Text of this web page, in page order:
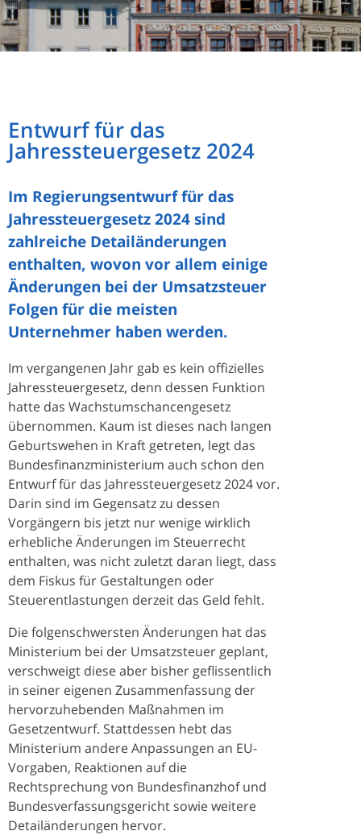
Entwurf für das
Jahressteuergesetz 2024
Im Regierungsentwurf für das
Jahressteuergesetz 2024 sind
zahlreiche Detailänderungen
enthalten, wovon vor allem einige
Änderungen bei der Umsatzsteuer
Folgen für die meisten
Unternehmer haben werden.
Im vergangenen Jahr gab es kein offizielles
Jahressteuergesetz, denn dessen Funktion
hatte das Wachstumschancengesetz
übernommen. Kaum ist dieses nach langen
Geburtswehen in Kraft getreten, legt das
Bundesfinanzministerium auch schon den
Entwurf für das Jahressteuergesetz 2024 vor.
Darin sind im Gegensatz zu dessen
Vorgängern bis jetzt nur wenige wirklich
erhebliche Änderungen im Steuerrecht
enthalten, was nicht zuletzt daran liegt, dass
dem Fiskus für Gestaltungen oder
Steuerentlastungen derzeit das Geld fehlt.
Die folgenschwersten Änderungen hat das
Ministerium bei der Umsatzsteuer geplant,
verschweigt diese aber bisher geflissentlich
in seiner eigenen Zusammenfassung der
hervorzuhebenden Maßnahmen im
Gesetzentwurf. Stattdessen hebt das
Ministerium andere Anpassungen an EU-
Vorgaben, Reaktionen auf die
Rechtsprechung von Bundesfinanzhof und
Bundesverfassungsgericht sowie weitere
Detailänderungen hervor.